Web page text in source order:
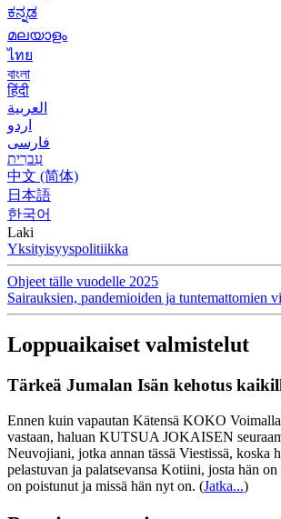
ಕನ್ನಡ
മലയാളം
ไทย
বাংলা
हिंदी
العربية
اردو
فارسی
עִברִית
中文 (简体)
日本語
한국어
Laki
Yksityisyyspolitiikka
Ohjeet tälle vuodelle 2025
Sairauksien, pandemioiden ja tuntemattomien
Loppuaikaiset valmistelut
Tärkeä Jumalan Isän kehotus
Ennen kuin vapautan Kätensä KOKO
vastaan, haluan KUTSUA JOKAISEN
Neuvojiani, jotka annan tässä Viestissä, koska
pelastuvan ja palatsevansa Kotiini, josta hän
on poistunut ja missä hän nyt on. (Jatka...)